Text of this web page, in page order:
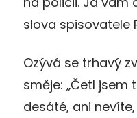
slova spisovatele
Ozývá se trhavý
směje: „Četl jsem
desáté, ani